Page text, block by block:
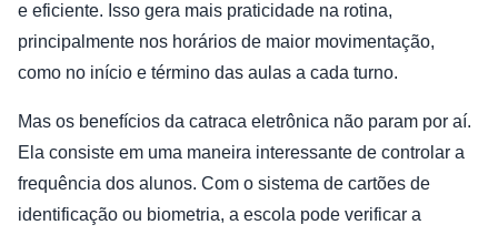
e eficiente. Isso gera mais praticidade na rotina,
principalmente nos horários de maior movimentação,
como no início e término das aulas a cada turno.
Mas os benefícios da catraca eletrônica não param por aí.
Ela consiste em uma maneira interessante de controlar a
frequência dos alunos. Com o sistema de cartões de
identificação ou biometria, a escola pode verificar a